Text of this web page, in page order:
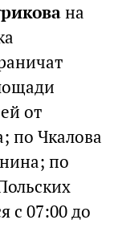
на
от
по Чкалова
по
с 07:00 до